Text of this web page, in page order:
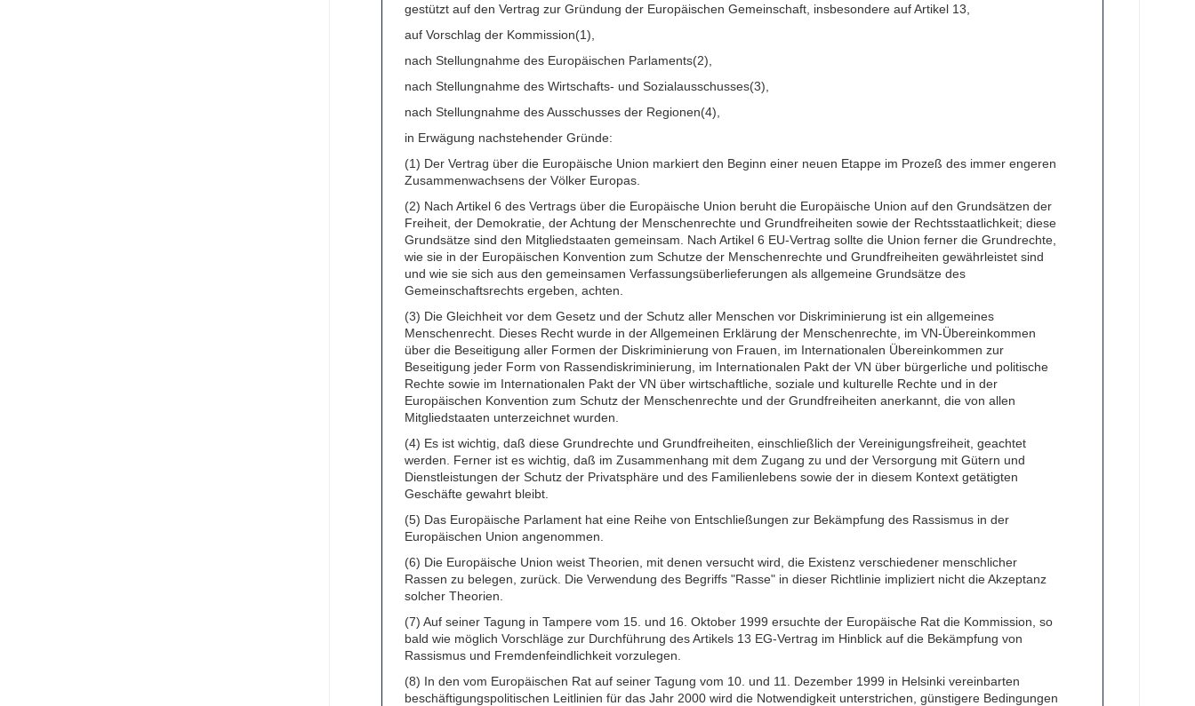
gestützt auf den Vertrag zur Gründung der Europäischen Gemeinschaft, insbesondere auf Artikel 13,
auf Vorschlag der Kommission(1),
nach Stellungnahme des Europäischen Parlaments(2),
nach Stellungnahme des Wirtschafts- und Sozialausschusses(3),
nach Stellungnahme des Ausschusses der Regionen(4),
in Erwägung nachstehender Gründe:
(1) Der Vertrag über die Europäische Union markiert den Beginn einer neuen Etappe im Prozeß des immer engeren
Zusammenwachsens der Völker Europas.
(2) Nach Artikel 6 des Vertrags über die Europäische Union beruht die Europäische Union auf den Grundsätzen der
Freiheit, der Demokratie, der Achtung der Menschenrechte und Grundfreiheiten sowie der Rechtsstaatlichkeit; diese
Grundsätze sind den Mitgliedstaaten gemeinsam. Nach Artikel 6 EU-Vertrag sollte die Union ferner die Grundrechte,
wie sie in der Europäischen Konvention zum Schutze der Menschenrechte und Grundfreiheiten gewährleistet sind
und wie sie sich aus den gemeinsamen Verfassungsüberlieferungen als allgemeine Grundsätze des
Gemeinschaftsrechts ergeben, achten.
(3) Die Gleichheit vor dem Gesetz und der Schutz aller Menschen vor Diskriminierung ist ein allgemeines
Menschenrecht. Dieses Recht wurde in der Allgemeinen Erklärung der Menschenrechte, im VN-Übereinkommen
über die Beseitigung aller Formen der Diskriminierung von Frauen, im Internationalen Übereinkommen zur
Beseitigung jeder Form von Rassendiskriminierung, im Internationalen Pakt der VN über bürgerliche und politische
Rechte sowie im Internationalen Pakt der VN über wirtschaftliche, soziale und kulturelle Rechte und in der
Europäischen Konvention zum Schutz der Menschenrechte und der Grundfreiheiten anerkannt, die von allen
Mitgliedstaaten unterzeichnet wurden.
(4) Es ist wichtig, daß diese Grundrechte und Grundfreiheiten, einschließlich der Vereinigungsfreiheit, geachtet
werden. Ferner ist es wichtig, daß im Zusammenhang mit dem Zugang zu und der Versorgung mit Gütern und
Dienstleistungen der Schutz der Privatsphäre und des Familienlebens sowie der in diesem Kontext getätigten
Geschäfte gewahrt bleibt.
(5) Das Europäische Parlament hat eine Reihe von Entschließungen zur Bekämpfung des Rassismus in der
Europäischen Union angenommen.
(6) Die Europäische Union weist Theorien, mit denen versucht wird, die Existenz verschiedener menschlicher
Rassen zu belegen, zurück. Die Verwendung des Begriffs "Rasse" in dieser Richtlinie impliziert nicht die Akzeptanz
solcher Theorien.
(7) Auf seiner Tagung in Tampere vom 15. und 16. Oktober 1999 ersuchte der Europäische Rat die Kommission, so
bald wie möglich Vorschläge zur Durchführung des Artikels 13 EG-Vertrag im Hinblick auf die Bekämpfung von
Rassismus und Fremdenfeindlichkeit vorzulegen.
(8) In den vom Europäischen Rat auf seiner Tagung vom 10. und 11. Dezember 1999 in Helsinki vereinbarten
beschäftigungspolitischen Leitlinien für das Jahr 2000 wird die Notwendigkeit unterstrichen, günstigere Bedingungen